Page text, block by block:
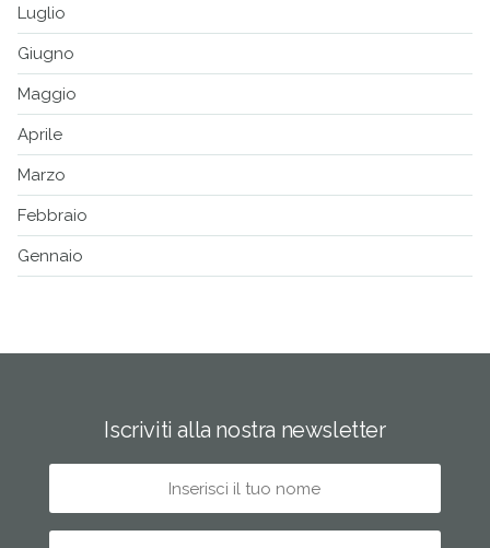
Luglio
Giugno
Maggio
Aprile
Marzo
Febbraio
Gennaio
Iscriviti alla nostra newsletter